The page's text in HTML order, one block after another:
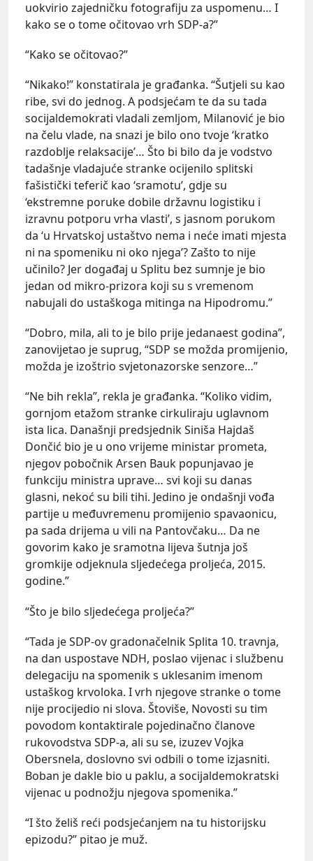
uokvirio zajedničku fotografiju za uspomenu… I
kako se o tome očitovao vrh SDP-a?”
“Kako se očitovao?”
“Nikako!” konstatirala je građanka. “Šutjeli su kao
ribe, svi do jednog. A podsjećam te da su tada
socijaldemokrati vladali zemljom, Milanović je bio
na čelu vlade, na snazi je bilo ono tvoje ‘kratko
razdoblje relaksacije’… Što bi bilo da je vodstvo
tadašnje vladajuće stranke ocijenilo splitski
fašistički teferič kao ‘sramotu’, gdje su
‘ekstremne poruke dobile državnu logistiku i
izravnu potporu vrha vlasti’, s jasnom porukom
da ‘u Hrvatskoj ustaštvo nema i neće imati mjesta
ni na spomeniku ni oko njega’? Zašto to nije
učinilo? Jer događaj u Splitu bez sumnje je bio
jedan od mikro-prizora koji su s vremenom
nabujali do ustaškoga mitinga na Hipodromu.”
“Dobro, mila, ali to je bilo prije jedanaest godina”,
zanovijetao je suprug, “SDP se možda promijenio,
možda je izoštrio svjetonazorske senzore…”
“Ne bih rekla”, rekla je građanka. “Koliko vidim,
gornjom etažom stranke cirkuliraju uglavnom
ista lica. Današnji predsjednik Siniša Hajdaš
Dončić bio je u ono vrijeme ministar prometa,
njegov pobočnik Arsen Bauk popunjavao je
funkciju ministra uprave… svi koji su danas
glasni, nekoć su bili tihi. Jedino je ondašnji vođa
partije u međuvremenu promijenio spavaonicu,
pa sada drijema u vili na Pantovčaku… Da ne
govorim kako je sramotna lijeva šutnja još
gromkije odjeknula sljedećega proljeća, 2015.
godine.”
“Što je bilo sljedećega proljeća?”
“Tada je SDP-ov gradonačelnik Splita 10. travnja,
na dan uspostave NDH, poslao vijenac i službenu
delegaciju na spomenik s uklesanim imenom
ustaškog krvoloka. I vrh njegove stranke o tome
nije procijedio ni slova. Štoviše, Novosti su tim
povodom kontaktirale pojedinačno članove
rukovodstva SDP-a, ali su se, izuzev Vojka
Obersnela, doslovno svi odbili o tome izjasniti.
Boban je dakle bio u paklu, a socijaldemokratski
vijenac u podnožju njegova spomenika.”
“I što želiš reći podsjećanjem na tu historijsku
epizodu?” pitao je muž.